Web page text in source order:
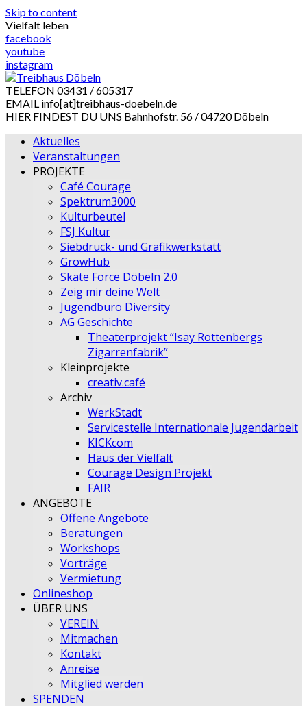
Skip to content
Vielfalt leben
facebook
youtube
instagram
TELEFON 03431 / 605317
EMAIL info[at]treibhaus-doebeln.de
HIER FINDEST DU UNS Bahnhofstr. 56 / 04720 Döbeln
Aktuelles
Veranstaltungen
PROJEKTE
Café Courage
Spektrum3000
Kulturbeutel
FSJ Kultur
Siebdruck- und Grafikwerkstatt
GrowHub
Skate Force Döbeln 2.0
Zeig mir deine Welt
Jugendbüro Diversity
AG Geschichte
Theaterprojekt “Isay Rottenbergs
Zigarrenfabrik”
Kleinprojekte
creativ.café
Archiv
WerkStadt
Servicestelle Internationale Jugendarbeit
KICKcom
Haus der Vielfalt
Courage Design Projekt
FAIR
ANGEBOTE
Offene Angebote
Beratungen
Workshops
Vorträge
Vermietung
Onlineshop
ÜBER UNS
VEREIN
Mitmachen
Kontakt
Anreise
Mitglied werden
SPENDEN